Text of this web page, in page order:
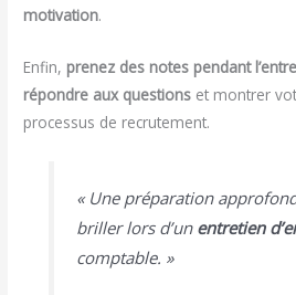
motivation.
Enfin, prenez des notes pendant
répondre aux questions et montrer
processus de recrutement.
« Une préparation
briller lors d’un entretien
comptable. »